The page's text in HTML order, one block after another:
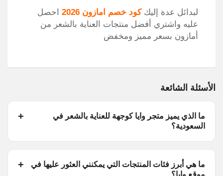
لبدائل عدة إليككود خصم امازون 2026
احصل
عليه واشتري أفضل منتجات العناية بالشعر من
أمازون بسعر مميز ومخفض
الأسئلة الشائعة
ما الذي يميز متجر وايا كوجهة للعناية بالشعر في
السعودية؟
ما هي أبرز فئات المنتجات التي يمكنني العثور عليها في
موقع وايا؟